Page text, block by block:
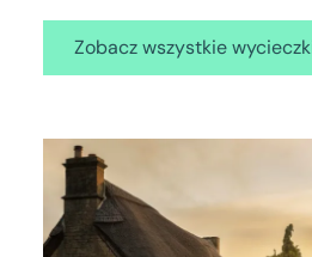
Zobacz wszystkie